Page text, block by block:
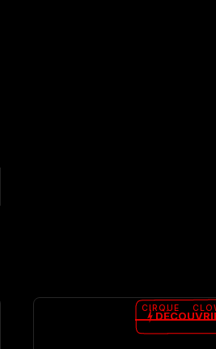
CIRQUE